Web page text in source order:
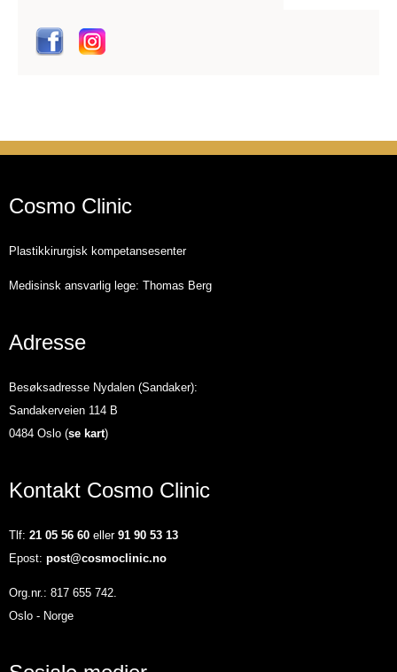
Cosmo Clinic
Plastikkirurgisk kompetansesenter
Medisinsk ansvarlig lege: Thomas Berg
Adresse
Besøksadresse Nydalen (Sandaker):
Sandakerveien 114 B
0484 Oslo (se kart)
Kontakt Cosmo Clinic
Tlf: 21 05 56 60 eller 91 90 53 13
Epost: post@cosmoclinic.no
Org.nr.: 817 655 742.
Oslo - Norge